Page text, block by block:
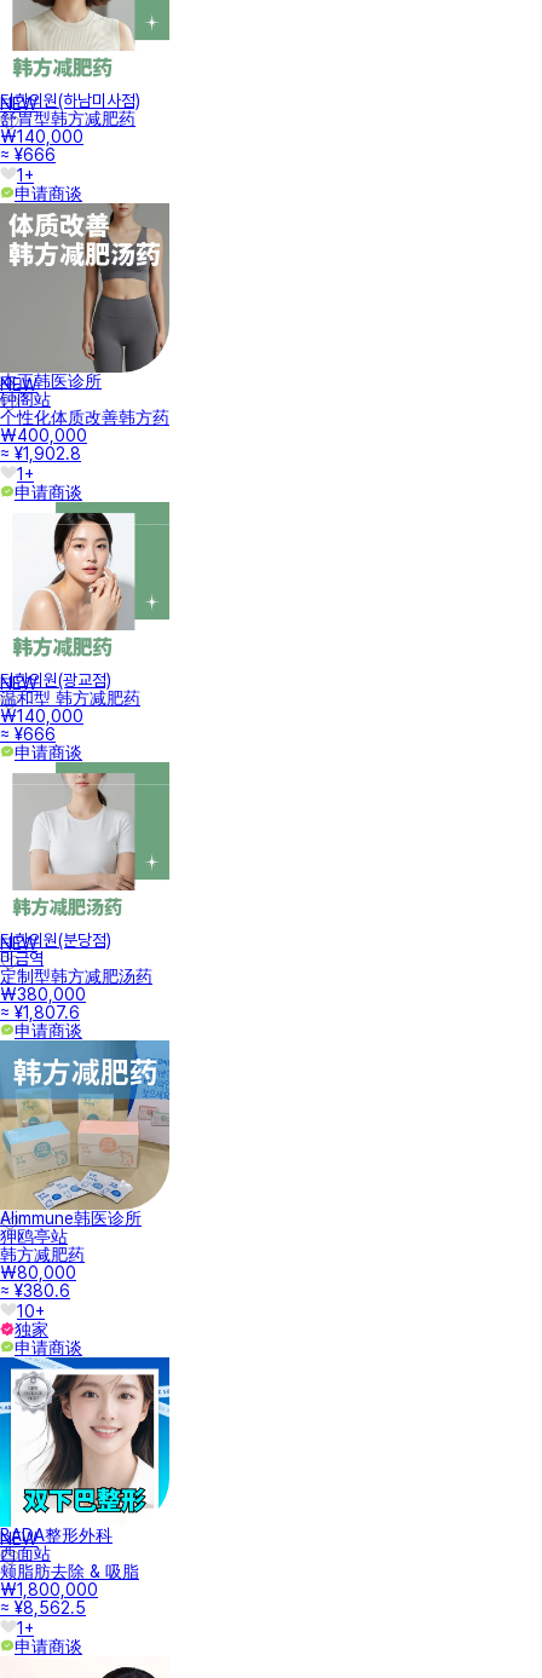
NEW
터한의원(하남미사점)
舒胃型韩方减肥药
₩140,000
≈ ¥666
1+
申请商谈
NEW
本正韩医诊所
钟阁站
个性化体质改善韩方药
₩400,000
≈ ¥1,902.8
1+
申请商谈
NEW
터한의원(광교점)
温和型 韩方减肥药
₩140,000
≈ ¥666
申请商谈
NEW
터한의원(분당점)
미금역
定制型韩方减肥汤药
₩380,000
≈ ¥1,807.6
申请商谈
Alimmune韩医诊所
狎鸥亭站
韩方减肥药
₩80,000
≈ ¥380.6
10+
独家
申请商谈
NEW
BADA整形外科
西面站
颊脂肪去除 & 吸脂
₩1,800,000
≈ ¥8,562.5
1+
申请商谈